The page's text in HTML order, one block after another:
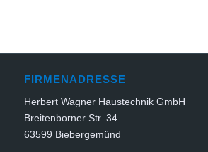
FIRMENADRESSE
Herbert Wagner Haustechnik GmbH
Breitenborner Str. 34
63599 Biebergemünd